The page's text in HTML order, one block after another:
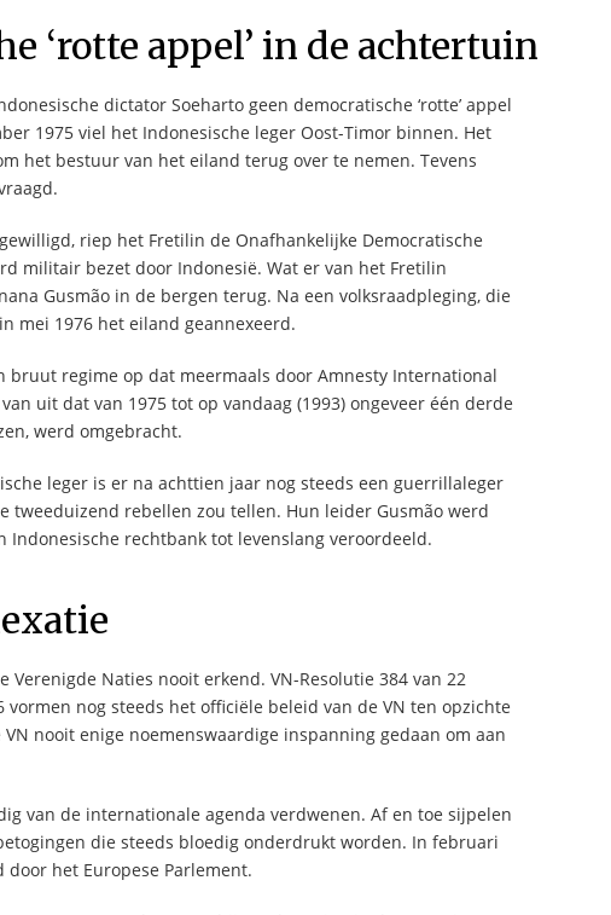
‘rotte appel’ in de achtertuin
dictator Soeharto geen democratische ‘rotte’ appel
1975 viel het Indonesische leger Oost-Timor binnen. Het
het bestuur van het eiland terug over te nemen. Tevens
riep het Fretilin de Onafhankelijke Democratische
militair bezet door Indonesië. Wat er van het Fretilin
Gusmão in de bergen terug. Na een volksraadpleging, die
mei 1976 het eiland geannexeerd.
bruut regime op dat meermaals door Amnesty International
uit dat van 1975 tot op vandaag (1993) ongeveer één derde
werd omgebracht.
leger is er na achttien jaar nog steeds een guerrillaleger
tweeduizend rebellen zou tellen. Hun leider Gusmão werd
Indonesische rechtbank tot levenslang veroordeeld.
Naties nooit erkend. VN-Resolutie 384 van 22
vormen nog steeds het officiële beleid van de VN ten opzichte
nooit enige noemenswaardige inspanning gedaan om aan
van de internationale agenda verdwenen. Af en toe sijpelen
die steeds bloedig onderdrukt worden. In februari
het Europese Parlement.